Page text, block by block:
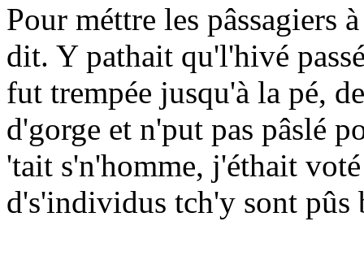
Pour méttre les pâssagiers
dit. Y pathait qu'l'hivé
fut trempée jusqu'à la pé,
d'gorge et n'put pas pâslé
'tait s'n'homme, j'éthait
d's'individus tch'y sont pûs